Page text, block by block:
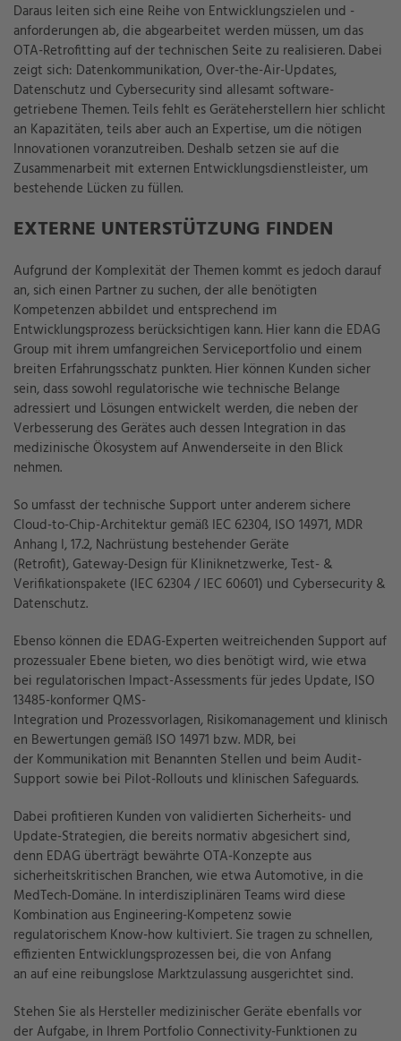
Daraus leiten sich eine Reihe von Entwicklungszielen und -
anforderungen ab, die abgearbeitet werden müssen, um das
OTA-Retrofitting auf der technischen Seite zu realisieren. Dabei
zeigt sich: Datenkommunikation, Over-the-Air-Updates,
Datenschutz und Cybersecurity sind allesamt software-
getriebene Themen. Teils fehlt es Geräteherstellern hier schlicht
an Kapazitäten, teils aber auch an Expertise, um die nötigen
Innovationen voranzutreiben. Deshalb setzen sie auf die
Zusammenarbeit mit externen Entwicklungsdienstleister, um
bestehende Lücken zu füllen.
EXTERNE UNTERSTÜTZUNG FINDEN
Aufgrund der Komplexität der Themen kommt es jedoch darauf
an, sich einen Partner zu suchen, der alle benötigten
Kompetenzen abbildet und entsprechend im
Entwicklungsprozess berücksichtigen kann. Hier kann die EDAG
Group mit ihrem umfangreichen Serviceportfolio und einem
breiten Erfahrungsschatz punkten. Hier können Kunden sicher
sein, dass sowohl regulatorische wie technische Belange
adressiert und Lösungen entwickelt werden, die neben der
Verbesserung des Gerätes auch dessen Integration in das
medizinische Ökosystem auf Anwenderseite in den Blick
nehmen.
So umfasst der technische Support unter anderem sichere
Cloud-to-Chip-Architektur gemäß IEC 62304, ISO 14971, MDR
Anhang I, 17.2, Nachrüstung bestehender Geräte
(Retrofit), Gateway-Design für Kliniknetzwerke, Test- &
Verifikationspakete (IEC 62304 / IEC 60601) und Cybersecurity &
Datenschutz.
Ebenso können die EDAG-Experten weitreichenden Support auf
prozessualer Ebene bieten, wo dies benötigt wird, wie etwa
bei regulatorischen Impact-Assessments für jedes Update, ISO
13485-konformer QMS-
Integration und Prozessvorlagen, Risikomanagement und klinisch
en Bewertungen gemäß ISO 14971 bzw. MDR, bei
der Kommunikation mit Benannten Stellen und beim Audit-
Support sowie bei Pilot-Rollouts und klinischen Safeguards.
Dabei profitieren Kunden von validierten Sicherheits- und
Update-Strategien, die bereits normativ abgesichert sind,
denn EDAG überträgt bewährte OTA-Konzepte aus
sicherheitskritischen Branchen, wie etwa Automotive, in die
MedTech-Domäne. In interdisziplinären Teams wird diese
Kombination aus Engineering-Kompetenz sowie
regulatorischem Know-how kultiviert. Sie tragen zu schnellen,
effizienten Entwicklungsprozessen bei, die von Anfang
an auf eine reibungslose Marktzulassung ausgerichtet sind.
Stehen Sie als Hersteller medizinischer Geräte ebenfalls vor
der Aufgabe, in Ihrem Portfolio Connectivity-Funktionen zu